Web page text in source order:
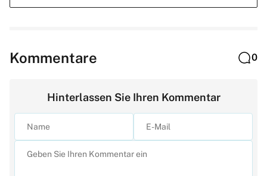
Kommentare 0
Hinterlassen Sie Ihren Kommentar